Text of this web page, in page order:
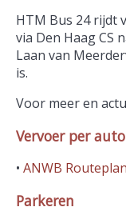
HTM Bus 24 rijdt
via Den Haag CS
Laan van
is.
Voor meer en
Vervoer per auto
• ANWB
Parkeren